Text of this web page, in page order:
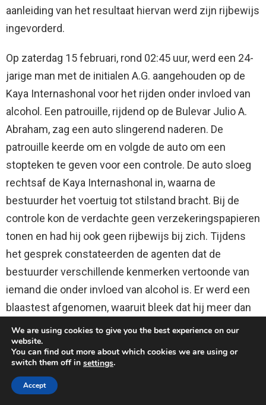
aanleiding van het resultaat hiervan werd zijn rijbewijs
ingevorderd.
Op zaterdag 15 februari, rond 02:45 uur, werd een 24-
jarige man met de initialen A.G. aangehouden op de
Kaya Internashonal voor het rijden onder invloed van
alcohol. Een patrouille, rijdend op de Bulevar Julio A.
Abraham, zag een auto slingerend naderen. De
patrouille keerde om en volgde de auto om een
stopteken te geven voor een controle. De auto sloeg
rechtsaf de Kaya Internashonal in, waarna de
bestuurder het voertuig tot stilstand bracht. Bij de
controle kon de verdachte geen verzekeringspapieren
tonen en had hij ook geen rijbewijs bij zich. Tijdens
het gesprek constateerden de agenten dat de
bestuurder verschillende kenmerken vertoonde van
iemand die onder invloed van alcohol is. Er werd een
blaastest afgenomen, waaruit bleek dat hij meer dan
de toegestane hoeveelheid alcohol had genuttigd. De
verdachte werd aangehouden en naar het
politiebureau gebracht voor een ademanalyse. Naar
aanleiding van het resultaat hiervan kreeg hij een
rijverbod van5 uur. Bovendien kreeg hij een bekeuring
We are using cookies to give you the best experience on our
website.
You can find out more about which cookies we are using or
switch them off in settings.
Accept